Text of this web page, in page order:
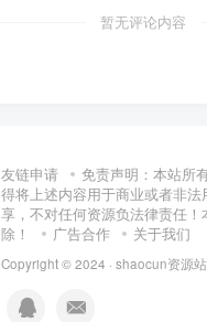
暂无评论内容
友链申请
免责声明：本站所
得将上述内容用于商业或者非
享，不对任何资源负法律责任
除！
广告合作 关于我们
Copyright © 2024 · shaocun资源站